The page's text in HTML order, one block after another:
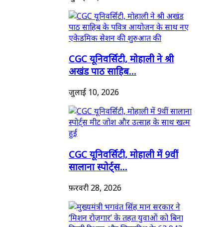
CGC यूनिवर्सिटी, मोहाली ने श्री
अखंड पाठ साहिब...
जुलाई 10, 2026
CGC यूनिवर्सिटी, मोहाली में 9वीं
सालाना स्पोर्ट्स...
फ़रवरी 28, 2026